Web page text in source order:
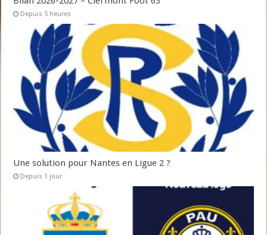
Depuis 5 heures
Une solution pour Nantes en Ligue 2 ?
Depuis 1 jour